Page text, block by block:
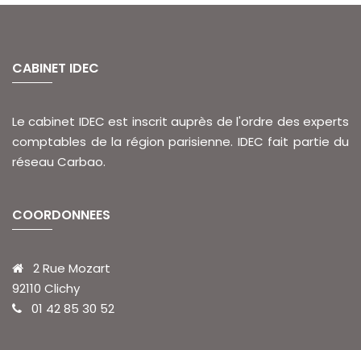
CABINET IDEC
Le cabinet IDEC est inscrit auprès de l'ordre des experts
comptables de la région parisienne. IDEC fait partie du
réseau Carbao.
COORDONNEES
2 Rue Mozart
92110 Clichy
01 42 85 30 52